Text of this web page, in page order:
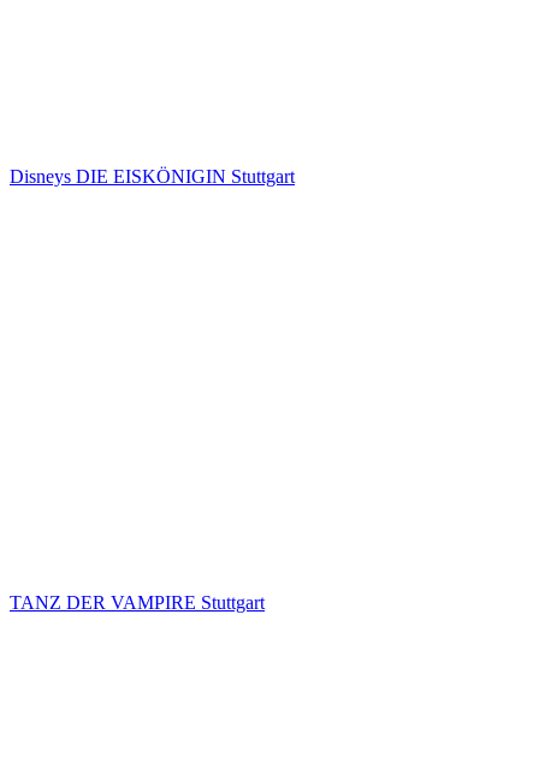
Disneys DIE EISKÖNIGIN Stuttgart
TANZ DER VAMPIRE Stuttgart